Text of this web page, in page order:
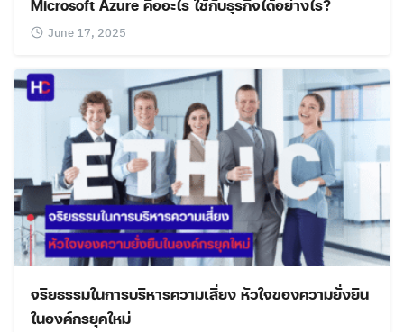
Microsoft Azure คืออะไร ใช้กับธุรกิจได้อย่างไร?
June 17, 2025
จริยธรรมในการบริหารความเสี่ยง หัวใจของความยั่งยืน
ในองค์กรยุคใหม่